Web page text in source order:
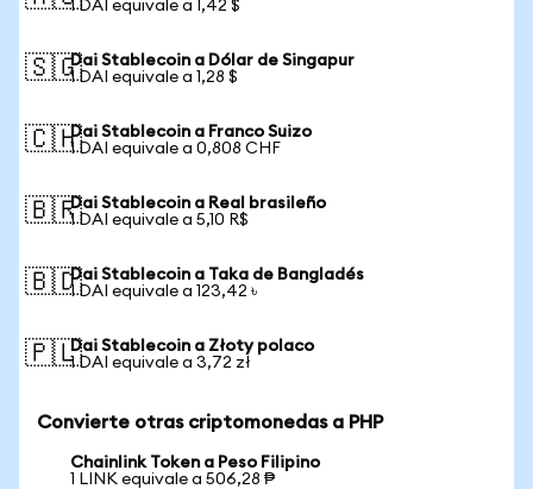
1 DAI equivale a 1,42 $
🇸🇬Dai Stablecoin a Dólar de Singapur
1 DAI equivale a 1,28 $
🇨🇭Dai Stablecoin a Franco Suizo
1 DAI equivale a 0,808 CHF
🇧🇷Dai Stablecoin a Real brasileño
1 DAI equivale a 5,10 R$
🇧🇩Dai Stablecoin a Taka de Bangladés
1 DAI equivale a 123,42 ৳
🇵🇱Dai Stablecoin a Złoty polaco
1 DAI equivale a 3,72 zł
Convierte otras criptomonedas a PHP
Chainlink Token a Peso Filipino
1 LINK equivale a 506,28 ₱